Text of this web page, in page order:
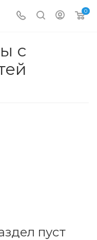
0
с
пуст